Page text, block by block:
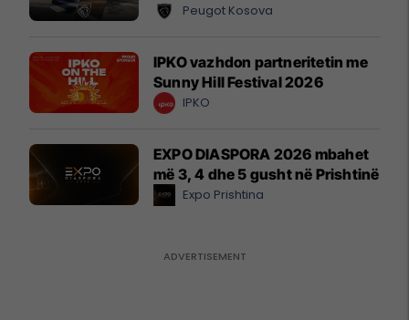
Peugot Kosova
IPKO vazhdon partneritetin me
Sunny Hill Festival 2026
IPKO
EXPO DIASPORA 2026 mbahet
më 3, 4 dhe 5 gusht në Prishtinë
Expo Prishtina